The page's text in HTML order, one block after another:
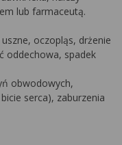
lub farmaceutą.
oczopląs, drżenie
oddechowa, spadek
obwodowych,
serca), zaburzenia